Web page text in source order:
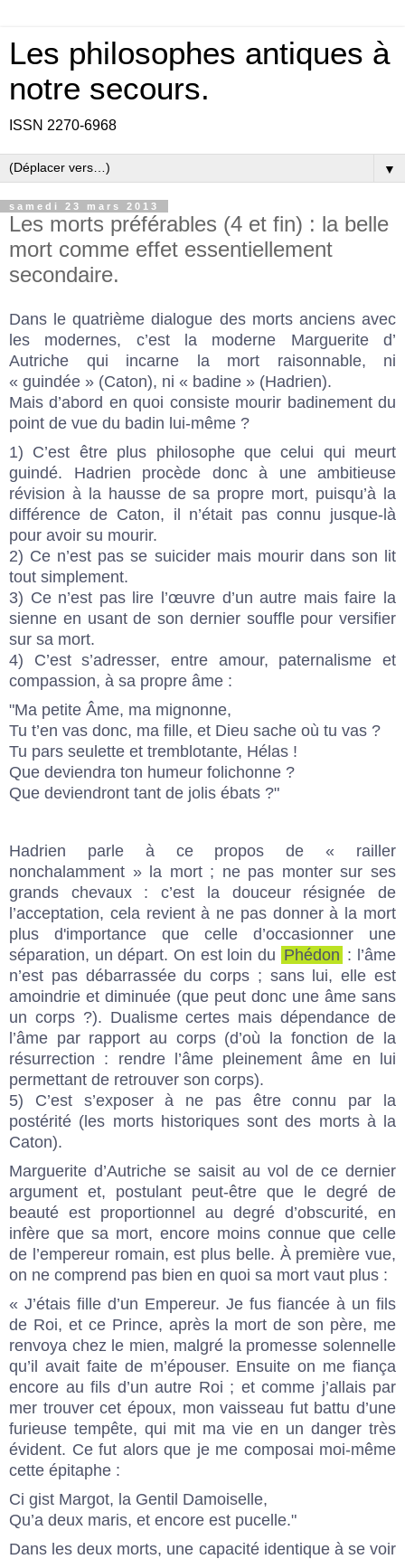
Les philosophes antiques à
notre secours.
ISSN 2270-6968
▼
samedi 23 mars 2013
Les morts préférables (4 et fin) : la belle
mort comme effet essentiellement
secondaire.
Dans le quatrième dialogue des morts anciens avec
les modernes, c’est la moderne Marguerite d’
Autriche qui incarne la mort raisonnable, ni
« guindée » (Caton), ni « badine » (Hadrien).
Mais d’abord en quoi consiste mourir badinement du
point de vue du badin lui-même ?
1) C’est être plus philosophe que celui qui meurt
guindé. Hadrien procède donc à une ambitieuse
révision à la hausse de sa propre mort, puisqu’à la
différence de Caton, il n’était pas connu jusque-là
pour avoir su mourir.
2) Ce n’est pas se suicider mais mourir dans son lit
tout simplement.
3) Ce n’est pas lire l’œuvre d’un autre mais faire la
sienne en usant de son dernier souffle pour versifier
sur sa mort.
4) C’est s’adresser, entre amour, paternalisme et
compassion, à sa propre âme :
"Ma petite Âme, ma mignonne,
Tu t’en vas donc, ma fille, et Dieu sache où tu vas ?
Tu pars seulette et tremblotante, Hélas !
Que deviendra ton humeur folichonne ?
Que deviendront tant de jolis ébats ?"
Hadrien parle à ce propos de « railler
nonchalamment » la mort ; ne pas monter sur ses
grands chevaux : c’est la douceur résignée de
l’acceptation, cela revient à ne pas donner à la mort
plus d'importance que celle d’occasionner une
séparation, un départ. On est loin du Phédon : l’âme
n’est pas débarrassée du corps ; sans lui, elle est
amoindrie et diminuée (que peut donc une âme sans
un corps ?). Dualisme certes mais dépendance de
l’âme par rapport au corps (d’où la fonction de la
résurrection : rendre l’âme pleinement âme en lui
permettant de retrouver son corps).
5) C’est s’exposer à ne pas être connu par la
postérité (les morts historiques sont des morts à la
Caton).
Marguerite d’Autriche se saisit au vol de ce dernier
argument et, postulant peut-être que le degré de
beauté est proportionnel au degré d’obscurité, en
infère que sa mort, encore moins connue que celle
de l’empereur romain, est plus belle. À première vue,
on ne comprend pas bien en quoi sa mort vaut plus :
« J’étais fille d’un Empereur. Je fus fiancée à un fils
de Roi, et ce Prince, après la mort de son père, me
renvoya chez le mien, malgré la promesse solennelle
qu’il avait faite de m’épouser. Ensuite on me fiança
encore au fils d’un autre Roi ; et comme j’allais par
mer trouver cet époux, mon vaisseau fut battu d’une
furieuse tempête, qui mit ma vie en un danger très
évident. Ce fut alors que je me composai moi-même
cette épitaphe :
Ci gist Margot, la Gentil Damoiselle,
Qu’a deux maris, et encore est pucelle."
Dans les deux morts, une capacité identique à se voir